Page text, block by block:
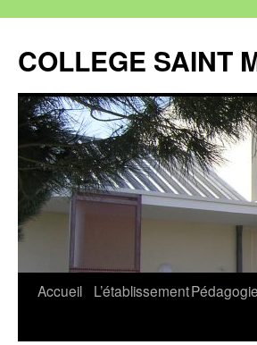
contenu
COLLEGE SAINT
Accueil L’établissementPédagogie